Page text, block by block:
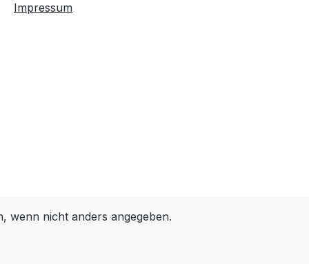
Impressum
wenn nicht anders angegeben.
Niedrige Sättigung